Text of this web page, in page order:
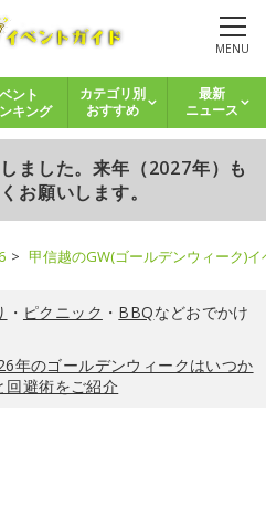
MENU
ント
キング
カテゴリ別
おすすめ
最新
ニュース
ました。来年（2027年）も
お願いします。
甲信越のGW(ゴールデンウィーク)
・ ピクニック ・ BBQなどおでかけ
年のゴールデンウィークはいつか
回避術をご紹介